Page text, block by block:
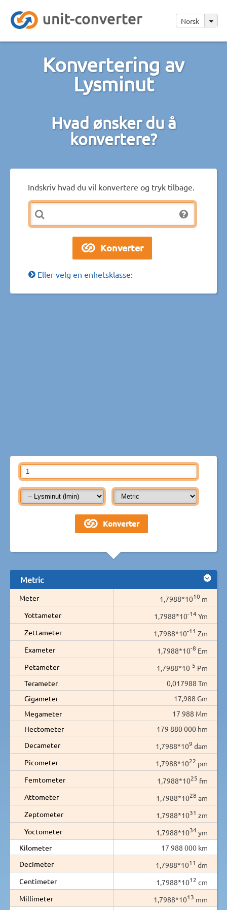
Norsk
Konvertering av
Lysminut
Hvad ønsker du å
konvertere?
Indskriv hvad du vil konvertere og tryk tilbage.
Eller velg en enhetsklasse:
Metric
Meter 1,7988*1010 m
Yottameter
1,7988*10-14Ym
Zettameter
1,7988*10-11 Zm
Exameter
1,7988*10-8 Em
Petameter
1,7988*10-5 Pm
Terameter
0,017988 Tm
Gigameter
17,988 Gm
Megameter
17 988 Mm
Hectometer
179 880 000 hm
Decameter
1,7988*109 dam
Picometer
1,7988*1022 pm
Femtometer
1,7988*1025 fm
Attometer
1,7988*1028 am
Zeptometer
1,7988*1031 zm
Yoctometer
1,7988*1034ym
Kilometer
17 988 000 km
Decimeter
1,7988*1011 dm
Centimeter
1,7988*1012 cm
Millimeter
1,7988*1013 mm